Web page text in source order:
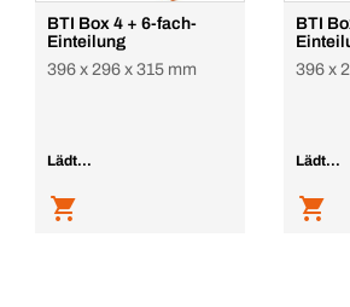
BTI Box 4 + 6-fach-
Einteilung
396 x 296 x 315 mm
Lädt...
BTI
396 x
Lädt...